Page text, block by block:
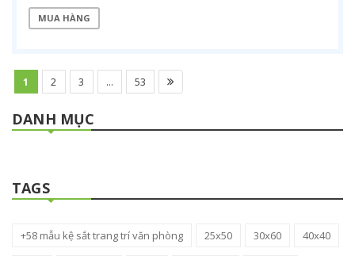
MUA HÀNG
1 2 3 ... 53
DANH MỤC
TAGS
+58 mẫu kệ sắt trang trí văn phòng 25x50 30x60 40x40